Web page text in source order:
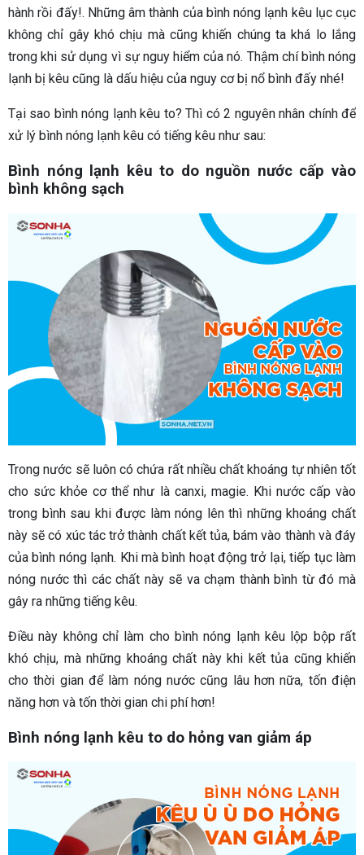
hành rồi đấy!. Những âm thành của bình nóng lạnh kêu lục cục
không chỉ gây khó chịu mà cũng khiến chúng ta khá lo lắng
trong khi sử dụng vì sự nguy hiểm của nó. Thậm chí bình nóng
lạnh bị kêu cũng là dấu hiệu của nguy cơ bị nổ bình đấy nhé!
Tại sao bình nóng lạnh kêu to? Thì có 2 nguyên nhân chính để
xử lý bình nóng lạnh kêu có tiếng kêu như sau:
Bình nóng lạnh kêu to do nguồn nước cấp vào
bình không sạch
Trong nước sẽ luôn có chứa rất nhiều chất khoáng tự nhiên tốt
cho sức khỏe cơ thể như là canxi, magie. Khi nước cấp vào
trong bình sau khi được làm nóng lên thì những khoáng chất
này sẽ có xúc tác trở thành chất kết tủa, bám vào thành và đáy
của bình nóng lạnh. Khi mà bình hoạt động trở lại, tiếp tục làm
nóng nước thì các chất này sẽ va chạm thành bình từ đó mà
gây ra những tiếng kêu.
Điều này không chỉ làm cho bình nóng lạnh kêu lộp bộp rất
khó chịu, mà những khoáng chất này khi kết tủa cũng khiến
cho thời gian để làm nóng nước cũng lâu hơn nữa, tốn điện
năng hơn và tốn thời gian chi phí hơn!
Bình nóng lạnh kêu to do hỏng van giảm áp